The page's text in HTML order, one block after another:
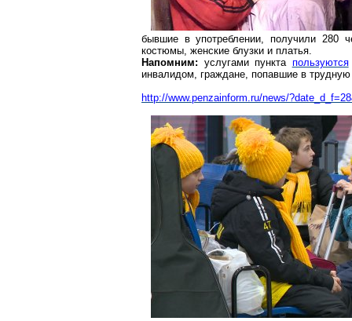
бывшие в употреблении, получили 280
костюмы, женские блузки и платья.
Напомним: услугами пункта пользуются
инвалидом, граждане, попавшие в
http://www.penzainform.ru/news/